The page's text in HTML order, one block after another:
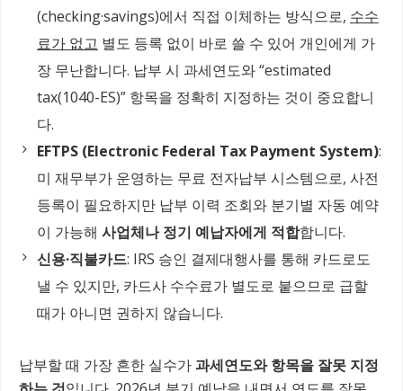
(checking·savings)에서 직접 이체하는 방식으로, 수수
료가 없고 별도 등록 없이 바로 쓸 수 있어 개인에게 가
장 무난합니다. 납부 시 과세연도와 “estimated
tax(1040-ES)” 항목을 정확히 지정하는 것이 중요합니
다.
EFTPS (Electronic Federal Tax Payment System):
미 재무부가 운영하는 무료 전자납부 시스템으로, 사전
등록이 필요하지만 납부 이력 조회와 분기별 자동 예약
이 가능해 사업체나 정기 예납자에게 적합합니다.
신용·직불카드: IRS 승인 결제대행사를 통해 카드로도
낼 수 있지만, 카드사 수수료가 별도로 붙으므로 급할
때가 아니면 권하지 않습니다.
납부할 때 가장 흔한 실수가과세연도와 항목을 잘못 지정